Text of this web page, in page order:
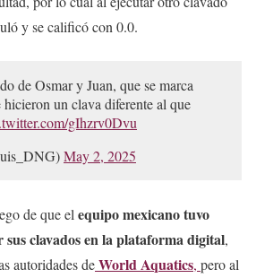
y se calificó con 0.0.
de Osmar y Juan, que se marca
un clava diferente al que
gIhzrv0Dvu
May 2, 2025
de que el equipo mexicano tuvo
clavados en la plataforma digital,
autoridades deWorld Aquatics, pero al